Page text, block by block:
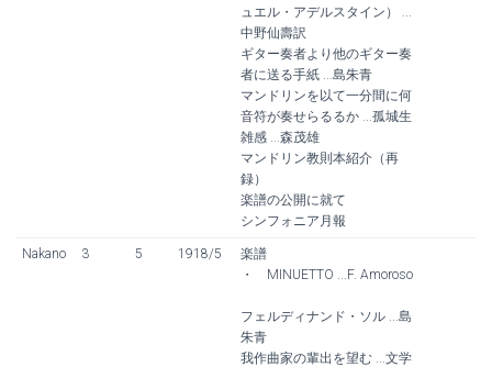
ュエル・アデルスタイン） ...
中野仙壽訳
ギター奏者より他のギター奏
者に送る手紙 ...島朱青
マンドリンを以て一分間に何
音符が奏せらるるか ...孤城生
雑感 ...森茂雄
マンドリン教則本紹介（再
録）
楽譜の公開に就て
シンフォニア月報
Nakano 3 5 1918/5
楽譜
・ MINUETTO ...F. Amoroso
フェルディナンド・ソル ...島
朱青
我作曲家の輩出を望む ...文学